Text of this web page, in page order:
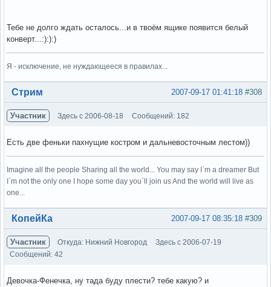
Тебе не долго ждать осталось...и в твоём ящике появится белый
конверт...:):):)
Я - исключение, не нуждающееся в правилах...
Вне форума #308
2007-09-17 01:41:18
Стрим
Участник Здесь с 2006-08-18 Сообщений: 182
Есть две феньки пахнущие костром и дальневосточным лестом))
Imagine all the people Sharing all the world... You may say I`m a dreamer But
I`m not the only one I hope some day you`ll join us And the world will live as
one...
Вне форума #309
2007-09-17 08:35:18
КопейКа
Участник Откуда: Нижний Новгород
Здесь с 2006-07-19
Сообщений: 42
Девочка-Фенечка, ну тада буду плести? тебе какую? и